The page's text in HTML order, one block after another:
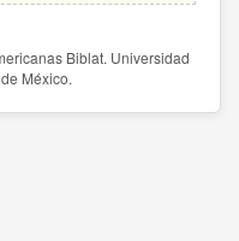
Biblat. Universidad
México.